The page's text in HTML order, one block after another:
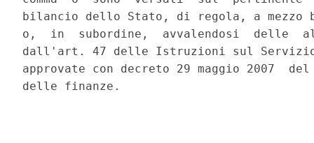
bilancio dello Stato, di regola, a mezzo
o,  in  subordine,  avvalendosi  delle
dall'art. 47 delle Istruzioni sul
approvate con decreto 29 maggio 2007